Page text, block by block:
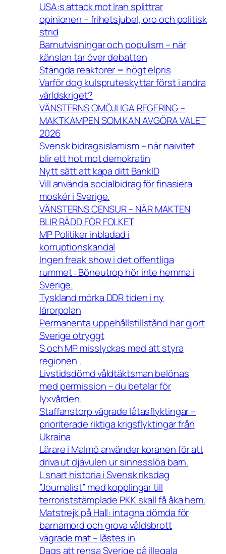
USA:s attack mot Iran splittrar
opinionen – frihetsjubel, oro och politisk
strid
Barnutvisningar och populism – när
känslan tar över debatten
Stängda reaktorer = högt elpris
Varför dog kulspruteskyttar först i andra
världskriget?
VÄNSTERNS OMÖJLIGA REGERING –
MAKTKAMPEN SOM KAN AVGÖRA VALET
2026
Svensk bidragsislamism – när naivitet
blir ett hot mot demokratin
Nytt sätt att kapa ditt BankID
Vill använda socialbidrag för finasiera
moskér i Sverige.
VÄNSTERNS CENSUR – NÄR MAKTEN
BLIR RÄDD FÖR FOLKET
MP Politiker inbladad i
korruptionskandal
Ingen freak show i det offentliga
rummet : Böneutrop hör inte hemma i
Sverige.
Tyskland mörka DDR tiden i ny
lärorpolan
Permanenta uppehållstillstånd har gjort
Sverige otryggt
S och MP misslyckas med att styra
regionen .
Livstidsdömd våldtäktsman belönas
med permission – du betalar för
lyxvården.
Staffanstorp vägrade låtasflyktingar –
prioriterade riktiga krigsflyktingar från
Ukraina
Lärare i Malmö använder koranen för att
driva ut djävulen ur sinnesslöa barn.
L snart historia i Svensk riksdag
”Journalist” med kopplingar till
terroriststämplade PKK skall få åka hem.
Matstrejk på Hall: intagna dömda för
barnamord och grova våldsbrott
vägrade mat – låstes in
Dags att rensa Sverige på illegala